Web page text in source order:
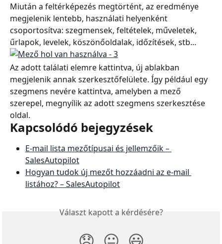
Miután a feltérképezés megtörtént, az eredménye
megjelenik lentebb, használati helyenként
csoportosítva: szegmensek, feltételek, műveletek,
űrlapok, levelek, köszönőoldalak, időzítések, stb...
Az adott találati elemre kattintva, új ablakban
megjelenik annak szerkesztőfelülete. Így például egy
szegmens nevére kattintva, amelyben a mező
szerepel, megnyílik az adott szegmens szerkesztése
oldal.
Kapcsolódó bejegyzések
E-mail lista mezőtípusai és jellemzőik –
SalesAutopilot
Hogyan tudok új mezőt hozzáadni az e-mail
listához? – SalesAutopilot
Választ kapott a kérdésére?